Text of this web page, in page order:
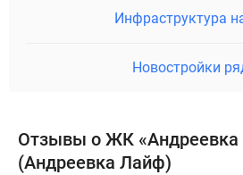
Инфраструктура
Новостройки
Отзывы о ЖК «Андреевка
(Андреевка Лайф)